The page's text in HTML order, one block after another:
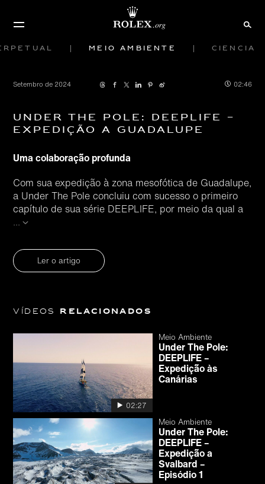
Meio ambiente Ciência
Setembro de 2024 02:46
Under The Pole: DEEPLIFE –
Expedição a Guadalupe
Uma colaboração profunda
Com sua expedição à zona mesofótica de Guadalupe,
a Under The Pole concluiu com sucesso o primeiro
capítulo de sua série DEEPLIFE, por meio da qual a
...
Ler o artigo
Vídeos relacionados
02:27
Meio Ambiente
Under The Pole:
DEEPLIFE –
Expedição às
Canárias
Meio Ambiente
Under The Pole:
DEEPLIFE –
Expedição a
Svalbard –
Episódio 1